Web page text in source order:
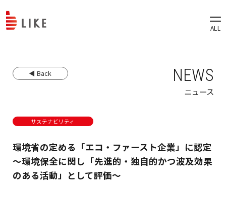
◀ Back NEWS
ニュース
サステナビリティ
環境省の定める「エコ・ファースト企業」に認定
～環境保全に関し「先進的・独自的かつ波及効果
のある活動」として評価～